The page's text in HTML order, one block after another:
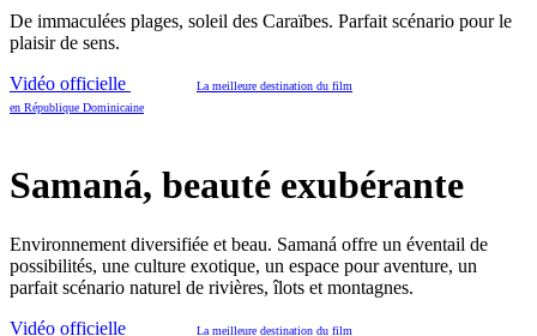
De immaculées plages, soleil des Caraïbes. Parfait scénario pour le
plaisir de sens.
Vidéo officielle
La meilleure destination du film
en République Dominicaine
Samaná, beauté exubérante
Environnement diversifiée et beau. Samaná offre un éventail de
possibilités, une culture exotique, un espace pour aventure, un
parfait scénario naturel de rivières, îlots et montagnes.
Vidéo officielle
La meilleure destination du film